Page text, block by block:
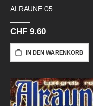
ALRAUNE 05
CHF 9.60
IN DEN WARENKORB